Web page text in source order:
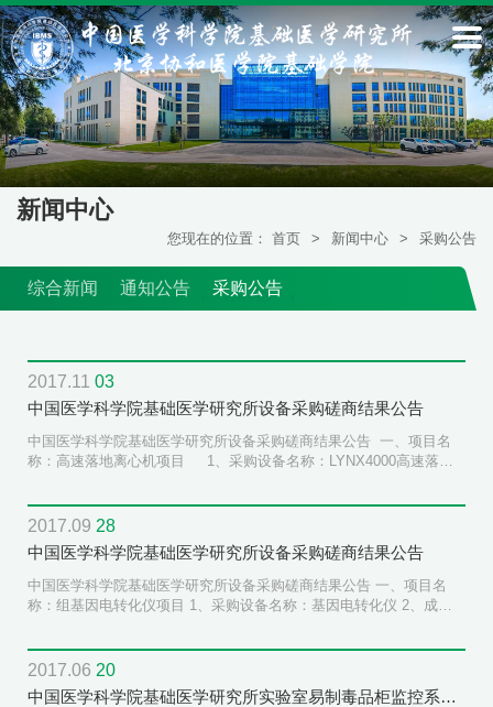
新闻中心
您现在的位置： 首页 > 新闻中心 > 采购公告
综合新闻 通知公告 采购公告
2017.11 03
中国医学科学院基础医学研究所设备采购磋商结果公告
中国医学科学院基础医学研究所设备采购磋商结果公告 一、项目名
称：高速落地离心机项目 1、采购设备名称：LYNX4000高速落地
3、成交金额：外币2.95万美元 二、项目名称：台式冷冻离心机项
目 1、采购设备名称：Thermo ST 16R台式冷冻离心机 1台 2、
成交供货商名称：北京莱博艾德科技有限公司 3、成交金额：人民
币85...
2017.09 28
中国医学科学院基础医学研究所设备采购磋商结果公告
中国医学科学院基础医学研究所设备采购磋商结果公告 一、项目名
称：组基因电转化仪项目 1、采购设备名称：基因电转化仪 2、成交
二、项目名称：非接触式超声波破碎仪及恒温震荡摇床项目 1、采购
设备名称：非接触式超声波破碎仪及恒温震荡摇床 2、成交供货商名
称：北京德泉兴业商贸有限公司 3、成交金额：外币3....
2017.06 20
中国医学科学院基础医学研究所实验室易制毒品柜监控系统改造工程成交公告